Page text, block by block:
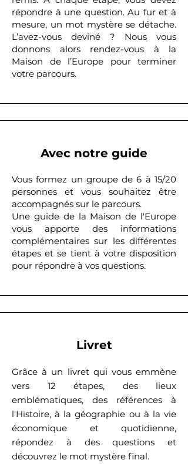
répondre à une question. Au fur et à
mesure, un mot mystère se détache.
L’avez-vous deviné ? Nous vous
donnons alors rendez-vous à la
Maison de l’Europe pour terminer
votre parcours.​​
Avec notre guide
Vous formez un groupe de 6 à 15/20
personnes et vous souhaitez être
accompagnés sur le parcours.
Une guide de la Maison de l'Europe
vous apporte des informations
complémentaires sur les différentes
étapes et se tient à votre disposition
pour répondre à vos questions.
Livret
Grâce à un livret qui vous emmène
vers 12 étapes, des lieux
emblématiques, des références à
l'Histoire, à la géographie ou à la vie
économique et quotidienne,
répondez à des questions et
découvrez le mot mystère final.